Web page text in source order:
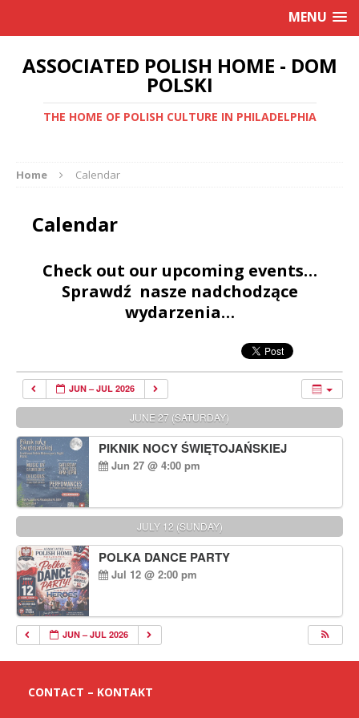
MENU
ASSOCIATED POLISH HOME - DOM
POLSKI
THE HOME OF POLISH CULTURE IN PHILADELPHIA
Home Calendar
Calendar
Check out our upcoming events…
Sprawdź nasze nadchodzące
wydarzenia…
JUN – JUL 2026
JUNE 27 (SATURDAY)
PIKNIK NOCY ŚWIĘTOJAŃSKIEJ
Jun 27 @ 4:00 pm
JULY 12 (SUNDAY)
POLKA DANCE PARTY
Jul 12 @ 2:00 pm
JUN – JUL 2026
CONTACT – KONTAKT